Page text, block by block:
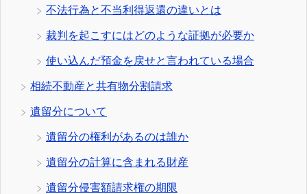
不法行為と不当利得返還の違いとは
裁判を起こすにはどのような証拠が必要か
使い込んだ預金を戻せと言われている場合
相続不動産と共有物分割請求
遺留分について
遺留分の権利があるのは誰か
遺留分の計算に含まれる財産
遺留分侵害額請求権の期限